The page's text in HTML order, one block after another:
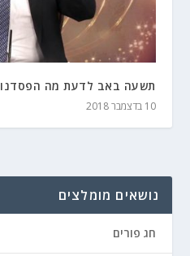
תשעה באב לדעת מה הפסדנו
10 בדצמבר 2018
נושאים מומלצים
חג פורים